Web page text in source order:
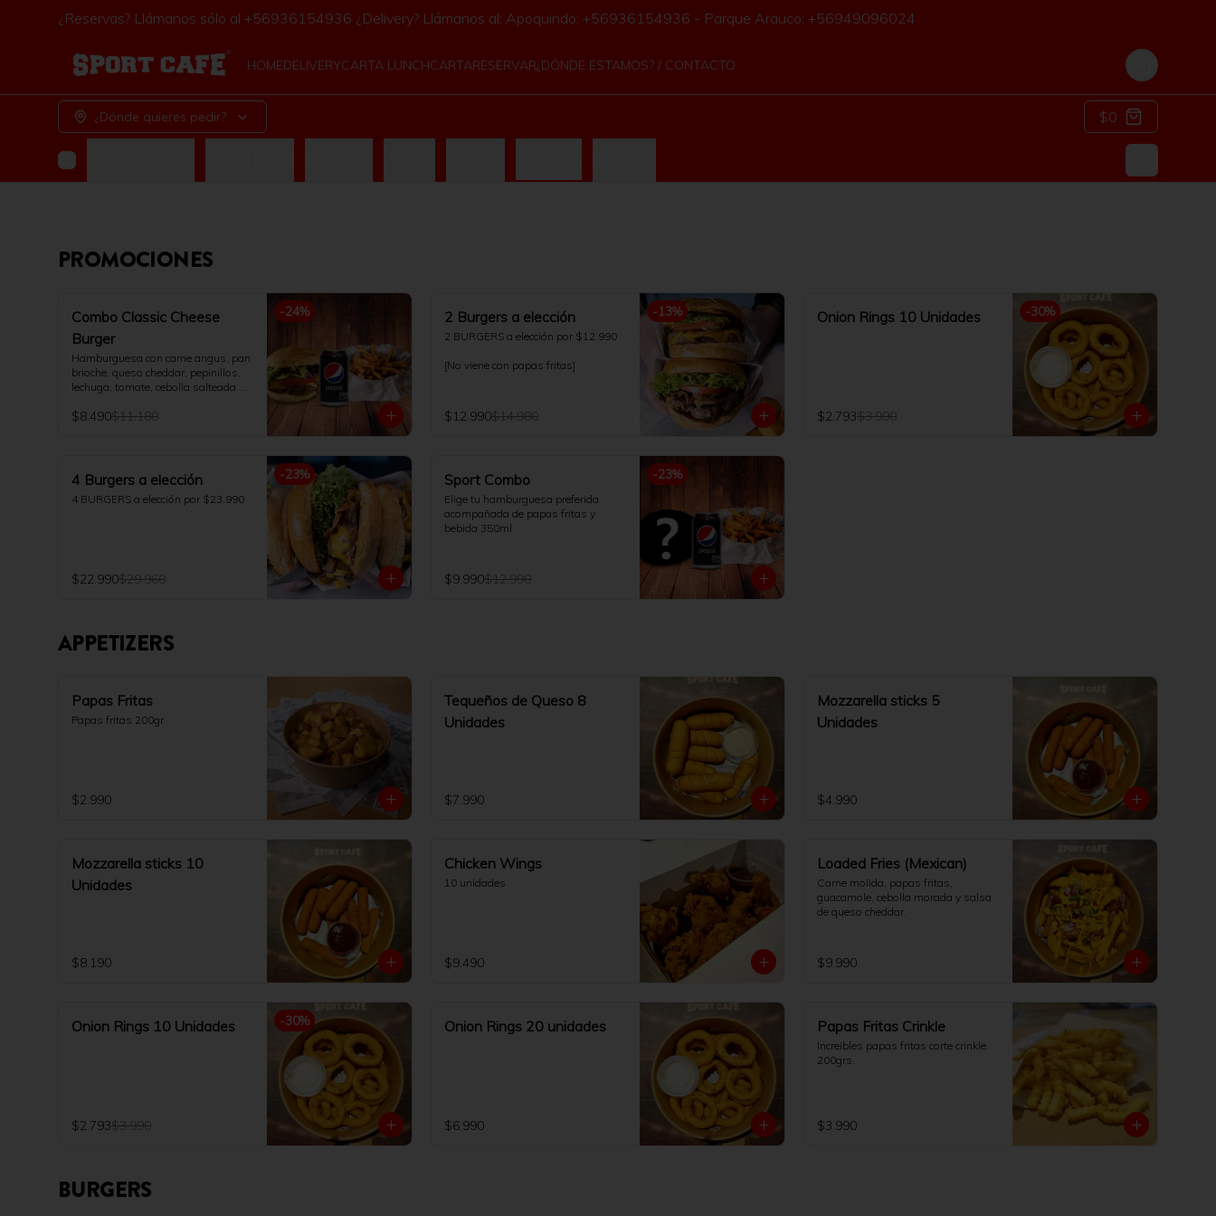
¿Reservas? Llámanos sólo al +56936154936 ¿Delivery? Llámanos al: Apoquindo: +56936154936 - Parque Arauco: +56949096024
HOMEDELIVERYCARTA LUNCHCARTARESERVAR¿DÓNDE ESTAMOS? / CONTACTO Login
¿Dónde quieres pedir? $0
PROMOCIONES
-24%
Combo Classic Cheese
Burger
Hamburguesa con carne angus, pan
brioche, queso cheddar, pepinillos,
lechuga, tomate, cebolla salteada y
papas fritas 200gr y bebida 350ml
$8.490$11.180
-13%
2 Burgers a elección
2 BURGERS a elección por $12.990
[No viene con papas fritas]
$12.990$14.980
-30%
Onion Rings 10 Unidades
$2.793$3.990
-23%
4 Burgers a elección
4 BURGERS a elección por $23.990
$22.990$29.960
-23%
Sport Combo
Elige tu hamburguesa preferida
acompañada de papas fritas y
bebida 350ml
$9.990$12.990
APPETIZERS
Papas Fritas
Papas fritas 200gr
$2.990
Tequeños de Queso 8
Unidades
$7.990
Mozzarella sticks 5
Unidades
$4.990
Mozzarella sticks 10
Unidades
$8.190
Chicken Wings
10 unidades
$9.490
Loaded Fries (Mexican)
Carne molida, papas fritas,
guacamole, cebolla morada y salsa
de queso cheddar.
$9.990
-30%
Onion Rings 10 Unidades
$2.793$3.990
Onion Rings 20 unidades
$6.990
Papas Fritas Crinkle
Increibles papas fritas corte crinkle.
200grs.
$3.990
BURGERS